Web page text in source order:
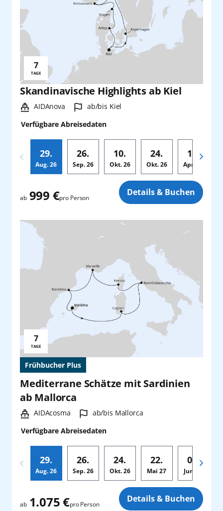
Skandinavische Highlights ab Kiel
Schiff:
AIDAnova Hafen:
ab/bis Kiel
Verfügbare Abreisedaten
29.
Aug. 26
26.
Sep.26
10.
Okt.26
24.
Okt.26
18.
Apr.
Reisedauer:
7
TAGE
ab 999 €pro Person Details & Buchen
Frühbucher Plus
Mediterrane Schätze mit Sardinien
ab Mallorca
Schiff:
AIDAcosma Hafen:
ab/bis Mallorca
Verfügbare Abreisedaten
29.
Aug. 26
26.
Sep.26
24.
Okt.26
22.
Mai 27
05.
Jun.
Reisedauer:
7
TAGE
ab 1.075 €pro Person Details & Buchen